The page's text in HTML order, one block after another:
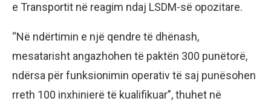
e Transportit në reagim ndaj LSDM-së opozitare.
“Në ndërtimin e një qendre të dhënash,
mesatarisht angazhohen të paktën 300 punëtorë,
ndërsa për funksionimin operativ të saj punësohen
rreth 100 inxhinierë të kualifikuar”, thuhet në